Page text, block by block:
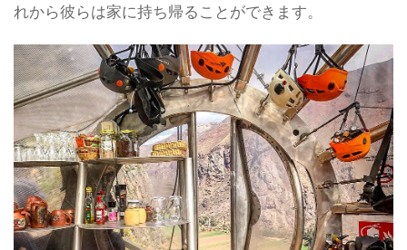
れから彼らは家に持ち帰ることができます。